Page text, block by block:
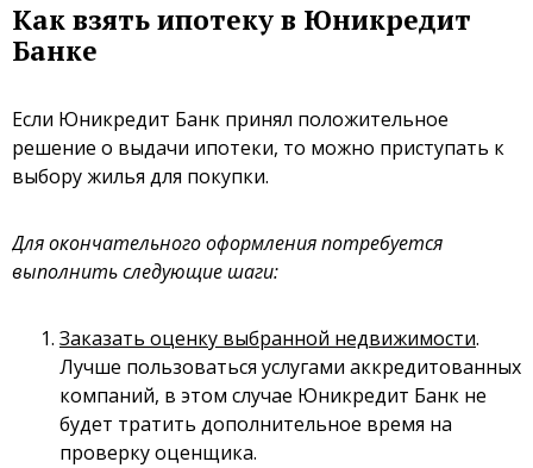
Как взять ипотеку в Юникредит
Банке
Если Юникредит Банк принял положительное
решение о выдачи ипотеки, то можно приступать к
выбору жилья для покупки.
Для окончательного оформления потребуется
выполнить следующие шаги:
Заказать оценку выбранной недвижимости.
Лучше пользоваться услугами аккредитованных
компаний, в этом случае Юникредит Банк не
будет тратить дополнительное время на
проверку оценщика.